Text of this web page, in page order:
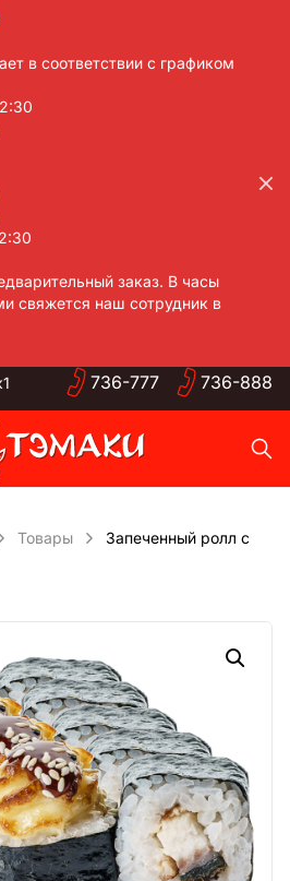
в соответствии с графиком
заказ. В часы
свяжется наш сотрудник в
736-777 736-888
Товары
Запеченный ролл с